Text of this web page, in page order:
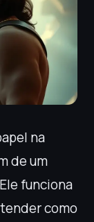
na
de um
funciona
como